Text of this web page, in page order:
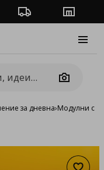
Проследяване на
Camera
за дневна›Модулни